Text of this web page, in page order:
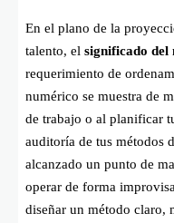
En el plano de la
talento, el significado del
requerimiento de
numérico se muestra de
de trabajo o al planificar
auditoría de tus métodos
alcanzado un punto de
operar de forma
diseñar un método claro,